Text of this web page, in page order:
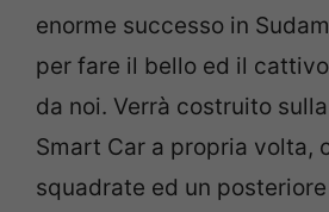
enorme successo in
per fare il bello ed il
da noi. Verrà costruito
Smart Car a propria volta,
squadrate ed un